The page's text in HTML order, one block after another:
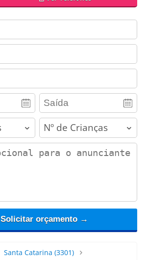
children
Solicitar orçamento →
Santa Catarina (3301)